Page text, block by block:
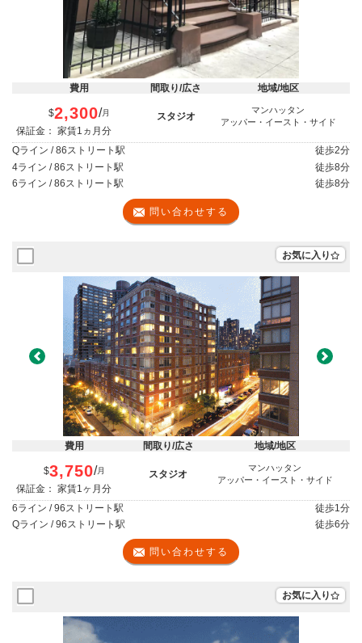
費用 間取り/広さ 地域/地区
$2,300/月
保証金： 家賃1ヵ月分
スタジオ
マンハッタン
アッパー・イースト・サイド
Qライン / 86ストリート駅 徒歩2分
4ライン / 86ストリート駅
徒歩8分
6ライン / 86ストリート駅
徒歩8分
問い合わせする
お気に入り
Previous Next
費用 間取り/広さ 地域/地区
$3,750/月
保証金： 家賃1ヶ月分
スタジオ
マンハッタン
アッパー・イースト・サイド
6ライン / 96ストリート駅 徒歩1分
Qライン / 96ストリート駅
徒歩6分
問い合わせする
お気に入り